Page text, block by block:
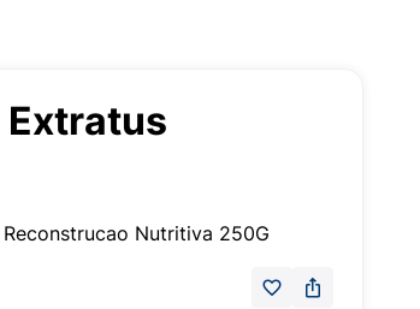
Extratus
Nutritiva 250G